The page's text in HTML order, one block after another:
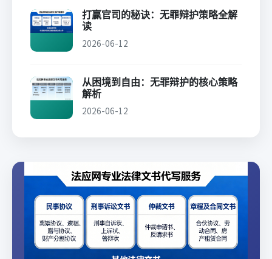
打赢官司的秘诀：无罪辩护策略全解
读
2026-06-12
从困境到自由：无罪辩护的核心策略
解析
2026-06-12